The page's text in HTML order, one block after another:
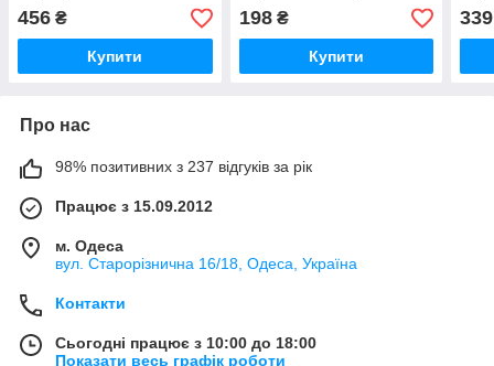
456 ₴
Купити
198₴
Купити
339
Про нас
98% позитивних з 237 відгуків за рік
Працює з 15.09.2012
м. Одеса
вул. Старорізнична 16/18, Одеса, Україна
Контакти
Сьогодні працює з 10:00 до 18:00
Показати весь графік роботи